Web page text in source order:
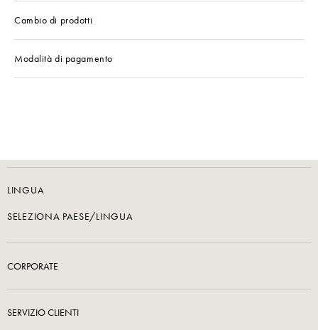
Cambio di prodotti
Modalità di pagamento
LINGUA
SELEZIONA PAESE/LINGUA
CORPORATE
SERVIZIO CLIENTI